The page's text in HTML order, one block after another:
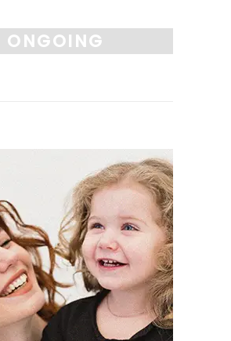
가지 요소들을 체크하고 스토리
을 충분히 선행하며, 적어도 1시간
ONGOING